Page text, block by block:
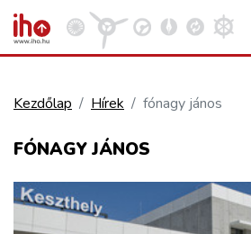
VASÚT
KÖZÚT
Kezdőlap Hírek fónagy jános
FÓNAGY JÁNOS